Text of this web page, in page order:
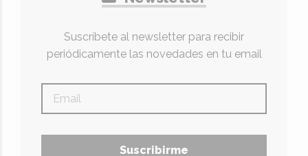
Suscríbete al newsletter para recibir
periódicamente las novedades en tu email
Suscribirme